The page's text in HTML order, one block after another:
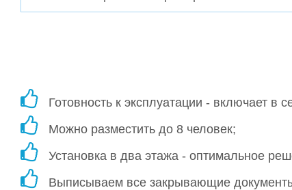
Готовность к эксплуатации - включает в
Можно разместить до 8 человек;
Установка в два этажа - оптимальное
Выписываем все закрывающие